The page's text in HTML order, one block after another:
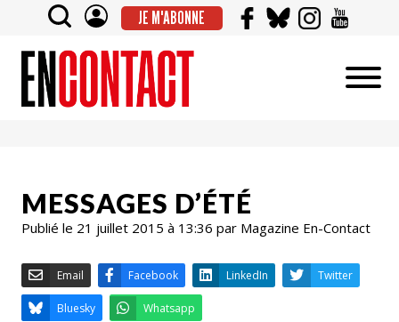
JE M'ABONNE
MESSAGES D’ÉTÉ
Publié le 21 juillet 2015 à 13:36 par Magazine En-Contact